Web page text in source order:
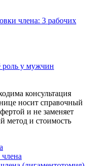
члена: 3 рабочих
роль у мужчин
консультация
носит справочный
и не заменяет
метод и стоимость